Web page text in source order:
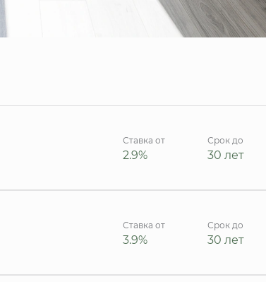
Ставка от
2.9%
Срок до
30 лет
Ставка от
3.9%
Срок до
30 лет